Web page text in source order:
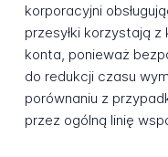
korporacyjni
przesyłki korzystają
konta, ponieważ
do redukcji czasu
porównaniu z
przez ogólną linię